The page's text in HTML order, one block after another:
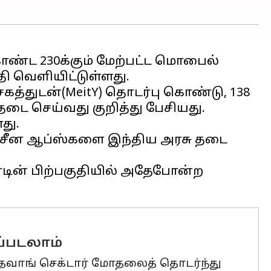
230க்கும் மேற்பட்ட மொபைல்
வெளியிட்டுள்ளது.
தொடர்பு கொண்டு, 138
குறித்து பேசியது.
சீன ஆப்ஸ்களை இந்திய அரசு தடை
பிற்பகுதியில் அதேபோன்ற
செக்டார் மோதலைத் தொடர்ந்து